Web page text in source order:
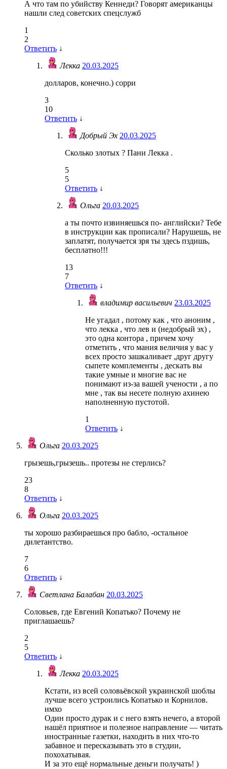
А что там по убийству Кеннеди? Говорят американцы
нашли след советских спецслужб
1
2
Ответить ↓
Лекка 20.03.2025
долларов, конечно.) сорри
3
10
Ответить ↓
Добрый Эх 20.03.2025
Сколько злотых ? Пани Лекка .
5
5
Ответить ↓
Ольга 20.03.2025
а ты почто извиняешься по- английски? Тебе
в инструкции как прописали? Нарушешь, не
заплатят, получается зря ты здесь пздишь,
бесплатно!!!
13
7
Ответить ↓
владимир васильевич 23.03.2025
Не угадал , потому как , что аноним ,
что лекка , что лев и (недобрый эх) ,
это одна контора , причем хочу
отметить , что мания величия у вас у
всех просто зашкаливает ,друг другу
сыпете комплементы , дескать вы
такие умные и многие вас не
понимают из-за вашей учености , а по
мне , так вы несете полную ахинею
наполненную пустотой.
1
Ответить ↓
Ольга 20.03.2025
грызешь,грызешь.. протезы не стерлись?
23
8
Ответить ↓
Ольга 20.03.2025
ты хорошо разбираешься про бабло, -остальное
дилетантство.
7
6
Ответить ↓
Светлана Балабан 20.03.2025
Соловьев, где Евгений Копатько? Почему не
приглашаешь?
2
5
Ответить ↓
Лекка 20.03.2025
Кстати, из всей соловьёвской украинской шоблы
лучше всего устроились Копатько и Корнилов.
имхо
Один просто дурак и с него взять нечего, а второй
нашёл приятное и полезное направление — читать
иностранные газетки, находить в них что-то
забавное и пересказывать это в студии,
похохатывая.
И за это ещё нормальные деньги получать! )